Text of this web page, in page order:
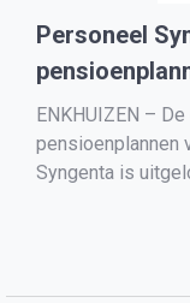
Personeel
ENKHUIZEN –
pensioenplannen
Syngenta is